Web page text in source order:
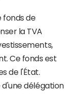
fonds de
la TVA
Ce fonds est
de l'État.
délégation